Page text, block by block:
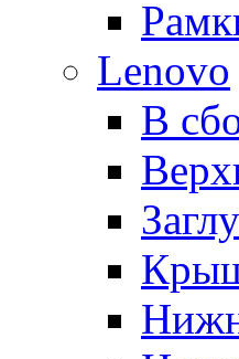
Lenovo
В